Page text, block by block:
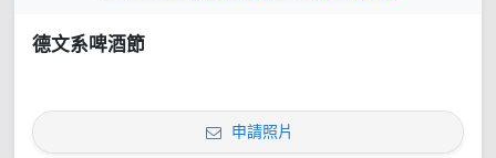
德文系啤酒節
申請照片